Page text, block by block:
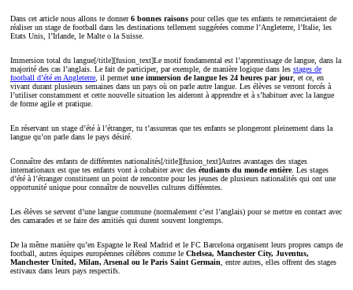
Dans cet article nous allons te donner6 bonnes raisons pour celles que tes enfants te remercieraient de
réaliser un stage de football dans les destinations tellement suggérées comme l’Angleterre, l’Italie, les
Etats Unis, l’Irlande, le Malte o la Suisse.
Immersion total du langue[/title][fusion_text]Le motif fondamental est l’apprentissage de langue, dans la
majorité des cas l’anglais. Le fait de participer, par exemple, de manière logique dans les stages de
football d’été en Angleterre , il permet une immersion de langue les 24 heures par jour, et ce, en
vivant durant plusieurs semaines dans un pays où on parle autre langue. Les élèves se verront forcés à
l’utiliser constamment et cette nouvelle situation les aideront à apprendre et à s’habituer avec la langue
de forme agile et pratique.
En réservant un stage d’été à l’étranger, tu t’assureras que tes enfants se plongeront pleinement dans la
langue qu’on parle dans le pays désiré.
Connaître des enfants de différentes nationalités[/title][fusion_text]Autres avantages des stages
internationaux est que tes enfants vont à cohabiter avec des étudiants du monde entière. Les stages
d’été à l’étranger constituent un point de rencontre pour les jeunes de plusieurs nationalités qui ont une
opportunité unique pour connaître de nouvelles cultures différentes.
Les élèves se servent d’une langue commune (normalement c’est l’anglais) pour se mettre en contact avec
des camarades et se faire des amitiés qui durent souvent longtemps.
De la même manière qu’en Espagne le Real Madrid et le FC Barcelona organisent leurs propres camps de
football, autres équipes européennes célèbres comme le Chelsea, Manchester City, Juventus,
Manchester United, Milan, Arsenal ou le Paris Saint Germain , entre autres, elles offrent des stages
estivaux dans leurs pays respectifs.